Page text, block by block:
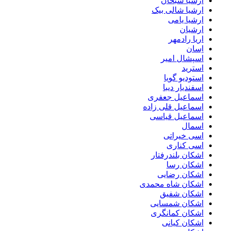
ارشیا شالی بیک
ارشیا یامی
ارشیان
اریا رادمهر
اِسان
اسپشال امیر
استرید
استودیو گویا
اسفندیار دیبا
اسماعیل جعفری
اسماعیل قلی زاده
اسماعیل قیاسی
اسمال
اسی خیراتی
اسی کناری
اشکان بلندرفتار
اشکان رسا
اشکان رضایی
اشکان شاه محمدی
اشکان شفیق
اشکان شمسایی
اشکان‌ کمانگری
اشکان کیانی